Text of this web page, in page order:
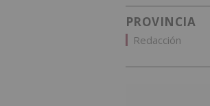
PROVINCIA
Redacción